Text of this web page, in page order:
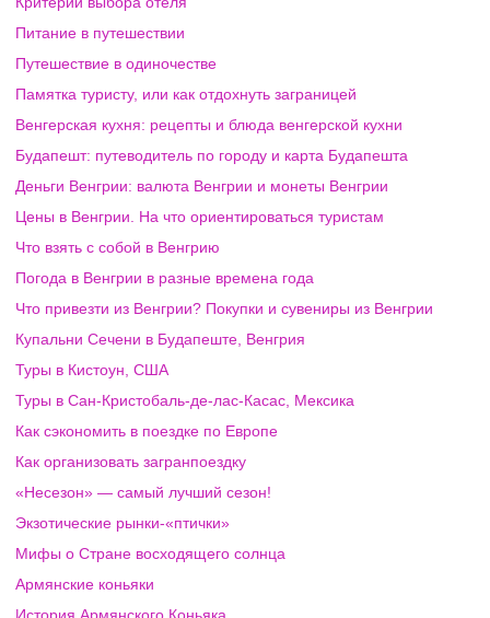
Питание в путешествии
Путешествие в одиночестве
Памятка туристу, или как отдохнуть заграницей
Венгерская кухня: рецепты и блюда венгерской кухни
Будапешт: путеводитель по городу и карта Будапешта
Деньги Венгрии: валюта Венгрии и монеты Венгрии
Цены в Венгрии. На что ориентироваться туристам
Что взять с собой в Венгрию
Погода в Венгрии в разные времена года
Что привезти из Венгрии? Покупки и сувениры из Венгрии
Купальни Сечени в Будапеште, Венгрия
Туры в Кистоун, США
Туры в Сан-Кристобаль-де-лас-Касас, Мексика
Как сэкономить в поездке по Европе
Как организовать загранпоездку
«Несезон» — самый лучший сезон!
Экзотические рынки-«птички»
Мифы о Стране восходящего солнца
Армянские коньяки